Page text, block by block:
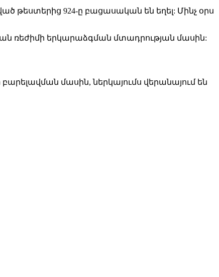
թեստերից 924-ը բացասական են եղել: Մինչ օրս
ռեժիմի երկարաձգման մտադրության մասին:
մասին, ներկայումս վերանայում են